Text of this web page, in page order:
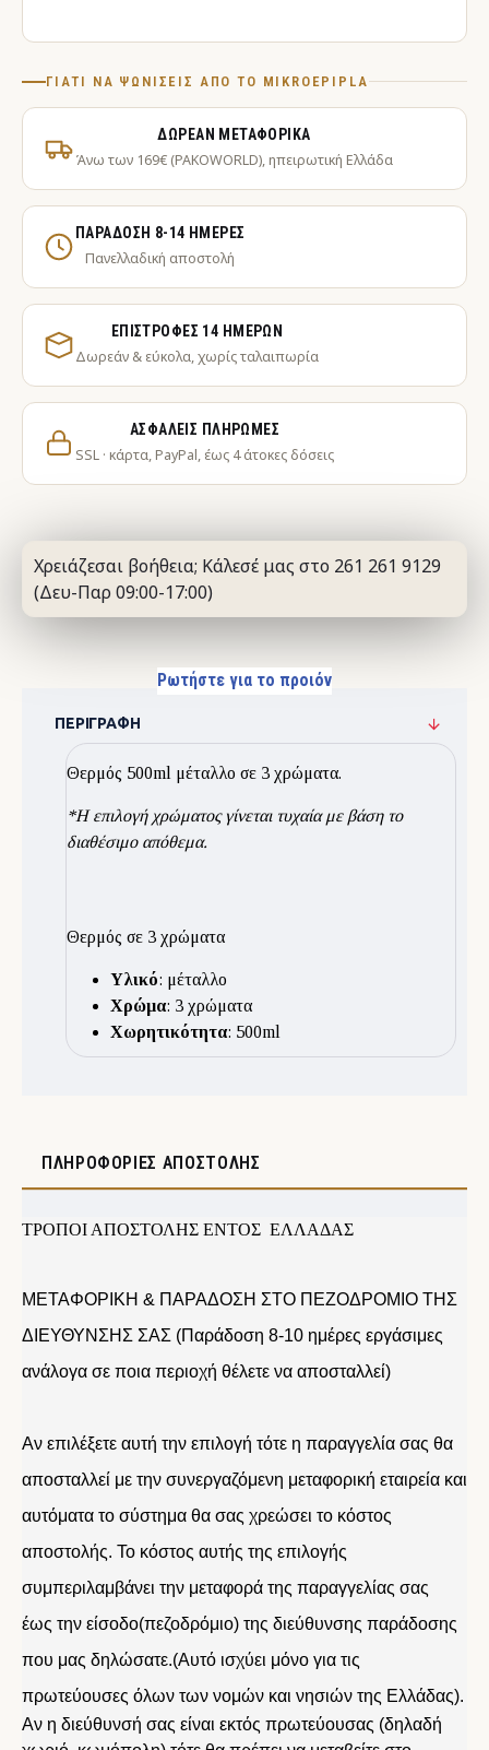
ΓΙΑΤΊ ΝΑ ΨΩΝΊΣΕΙΣ ΑΠΌ ΤΟ MIKROEPIPLA
ΔΩΡΕΆΝ ΜΕΤΑΦΟΡΙΚΆ
Άνω των 169€ (PAKOWORLD), ηπειρωτική Ελλάδα
ΠΑΡΆΔΟΣΗ 8-14 ΗΜΈΡΕΣ
Πανελλαδική αποστολή
ΕΠΙΣΤΡΟΦΈΣ 14 ΗΜΕΡΏΝ
Δωρεάν & εύκολα, χωρίς ταλαιπωρία
ΑΣΦΑΛΕΊΣ ΠΛΗΡΩΜΈΣ
SSL · κάρτα, PayPal, έως 4 άτοκες δόσεις
Χρειάζεσαι βοήθεια; Κάλεσέ μας στο 261 261 9129
(Δευ-Παρ 09:00-17:00)
Ρωτήστε για το προιόν
ΠΕΡΙΓΡΑΦΉ
Θερμός 500ml μέταλλο σε 3 χρώματα.
*Η επιλογή χρώματος γίνεται τυχαία με βάση το
διαθέσιμο απόθεμα.
Θερμός σε 3 χρώματα
Υλικό: μέταλλο
Χρώμα: 3 χρώματα
Χωρητικότητα: 500ml
ΠΛΗΡΟΦΟΡΊΕΣ ΑΠΟΣΤΟΛΉΣ
ΤΡΟΠΟΙ ΑΠΟΣΤΟΛΗΣ ΕΝΤΟΣ ΕΛΛΑΔΑΣ
ΜΕΤΑΦΟΡΙΚΗ & ΠΑΡΑΔΟΣΗ ΣΤΟ ΠΕΖΟΔΡΟΜΙΟ ΤΗΣ
ΔΙΕΥΘΥΝΣΗΣ ΣΑΣ (Παράδοση 8-10 ημέρες εργάσιμες
ανάλογα σε ποια περιοχή θέλετε να αποσταλλεί)
Αν επιλέξετε αυτή την επιλογή τότε η παραγγελία σας θα
αποσταλλεί με την συνεργαζόμενη μεταφορική εταιρεία και
αυτόματα το σύστημα θα σας χρεώσει το κόστος
αποστολής. Το κόστος αυτής της επιλογής
συμπεριλαμβάνει την μεταφορά της παραγγελίας σας
έως την είσοδο(πεζοδρόμιο) της διεύθυνσης παράδοσης
που μας δηλώσατε.(Αυτό ισχύει μόνο για τις
πρωτεύουσες όλων των νομών και νησιών της Ελλάδας).
Αν η διεύθυνσή σας είναι εκτός πρωτεύουσας (δηλαδή